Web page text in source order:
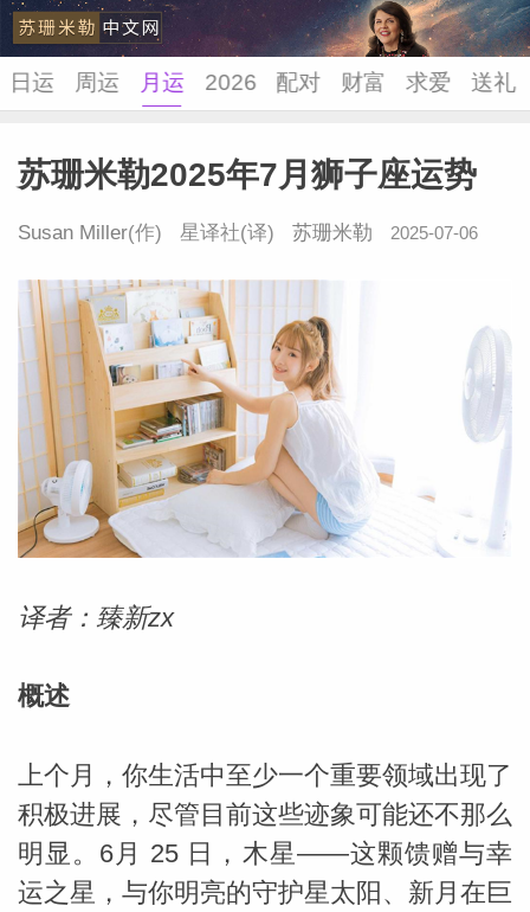
勒中文
日运 周运 月运 2026 配对 财富 求爱 送礼
苏珊米勒2025年7月狮子座运势
Susan Miller(作) 星译社(译) 苏珊米勒 2025-07-06
译者：臻新zx
概述
上个月，你生活中至少一个重要领域出现了
积极进展，尽管目前这些迹象可能还不那么
明显。6月 25 日，木星——这颗馈赠与幸
运之星，与你明亮的守护星太阳、新月在巨